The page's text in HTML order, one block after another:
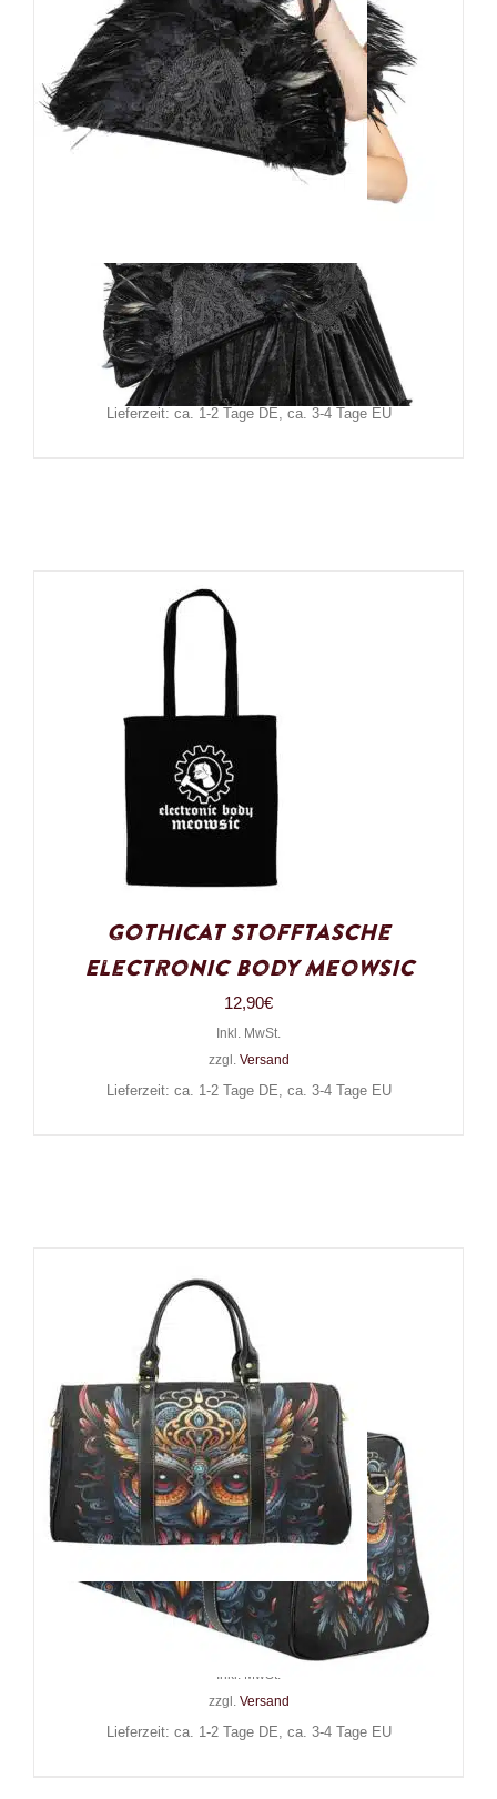
Sinister Tasche Rara Avis
49,90€
Inkl. MwSt.
zzgl. Versand
Lieferzeit: ca. 1-2 Tage DE, ca. 3-4 Tage EU
Gothicat Stofftasche
Electronic Body Meowsic
12,90€
Inkl. MwSt.
zzgl. Versand
Lieferzeit: ca. 1-2 Tage DE, ca. 3-4 Tage EU
Barmetal Reisetasche The Owl
69,90€
Inkl. MwSt.
zzgl. Versand
Lieferzeit: ca. 1-2 Tage DE, ca. 3-4 Tage EU